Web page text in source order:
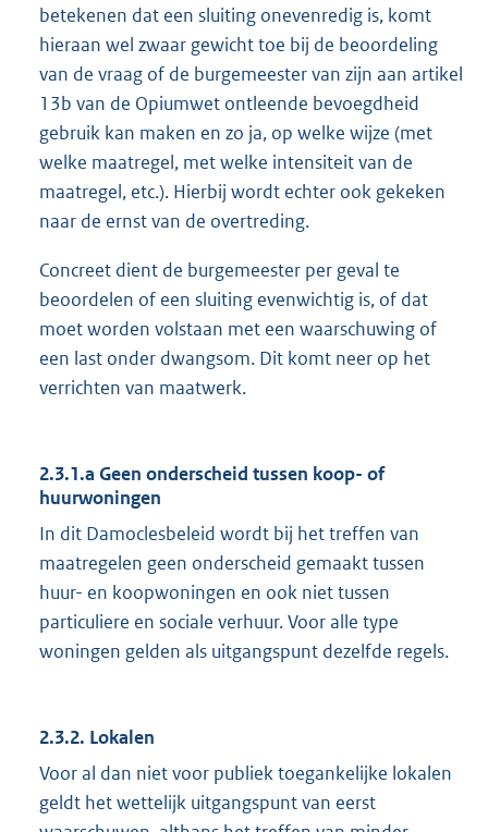
betekenen dat een sluiting onevenredig is, komt
hieraan wel zwaar gewicht toe bij de beoordeling
van de vraag of de burgemeester van zijn aan artikel
13b van de Opiumwet ontleende bevoegdheid
gebruik kan maken en zo ja, op welke wijze (met
welke maatregel, met welke intensiteit van de
maatregel, etc.). Hierbij wordt echter ook gekeken
naar de ernst van de overtreding.
Concreet dient de burgemeester per geval te
beoordelen of een sluiting evenwichtig is, of dat
moet worden volstaan met een waarschuwing of
een last onder dwangsom. Dit komt neer op het
verrichten van maatwerk.
2.3.1.a Geen onderscheid tussen koop- of
huurwoningen
In dit Damoclesbeleid wordt bij het treffen van
maatregelen geen onderscheid gemaakt tussen
huur- en koopwoningen en ook niet tussen
particuliere en sociale verhuur. Voor alle type
woningen gelden als uitgangspunt dezelfde regels.
2.3.2. Lokalen
Voor al dan niet voor publiek toegankelijke lokalen
geldt het wettelijk uitgangspunt van eerst